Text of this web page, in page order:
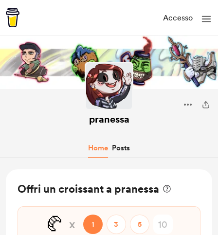
Accesso
pranessa
Home Posts
Offri un croissant a pranessa
🥐 x 1 3 5